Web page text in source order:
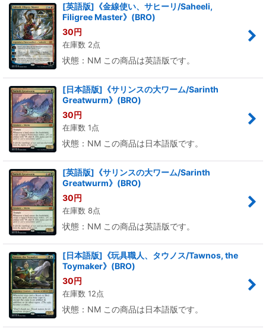
[英語版]《金線使い、サヒーリ/Saheeli,
Filigree Master》(BRO)
30円
在庫数 2点
状態：NM この商品は英語版です。
[日本語版]《サリンスの大ワーム/Sarinth
Greatwurm》(BRO)
30円
在庫数 1点
状態：NM この商品は日本語版です。
[英語版]《サリンスの大ワーム/Sarinth
Greatwurm》(BRO)
30円
在庫数 8点
状態：NM この商品は英語版です。
[日本語版]《玩具職人、タウノス/Tawnos, the
Toymaker》(BRO)
30円
在庫数 12点
状態：NM この商品は日本語版です。